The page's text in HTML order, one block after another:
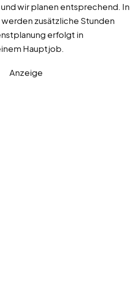
wir planen entsprechend. In
zusätzliche Stunden
erfolgt in
Hauptjob.
Anzeige